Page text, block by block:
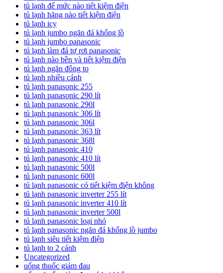
tủ lạnh để mức nào tiết kiệm điện
tủ lạnh hãng nào tiết kiệm điện
tủ lạnh icy
tủ lạnh jumbo ngăn đá khổng lồ
tủ lạnh jumbo panasonic
tủ lạnh làm đá tự rơi panasonic
tủ lạnh nào bền và tiết kiệm điện
tủ lạnh ngăn đông to
tủ lạnh nhiều cánh
tủ lạnh panasonic 255
tủ lạnh panasonic 290 lít
tủ lạnh panasonic 290l
tủ lạnh panasonic 306 lít
tủ lạnh panasonic 306l
tủ lạnh panasonic 363 lít
tủ lạnh panasonic 368l
tủ lạnh panasonic 410
tủ lạnh panasonic 410 lít
tủ lạnh panasonic 500l
tủ lạnh panasonic 600l
tủ lạnh panasonic có tiết kiệm điện không
tủ lạnh panasonic inverter 255 lít
tủ lạnh panasonic inverter 410 lít
tủ lạnh panasonic inverter 500l
tủ lạnh panasonic loại nhỏ
tủ lạnh panasonic ngăn đá khổng lồ jumbo
tủ lạnh siêu tiết kiệm điện
tủ lạnh to 2 cánh
Uncategorized
uống thuốc giảm đau